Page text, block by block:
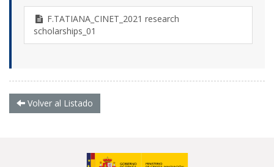
F.TATIANA_CINET_2021 research
scholarships_01
Volver al Listado